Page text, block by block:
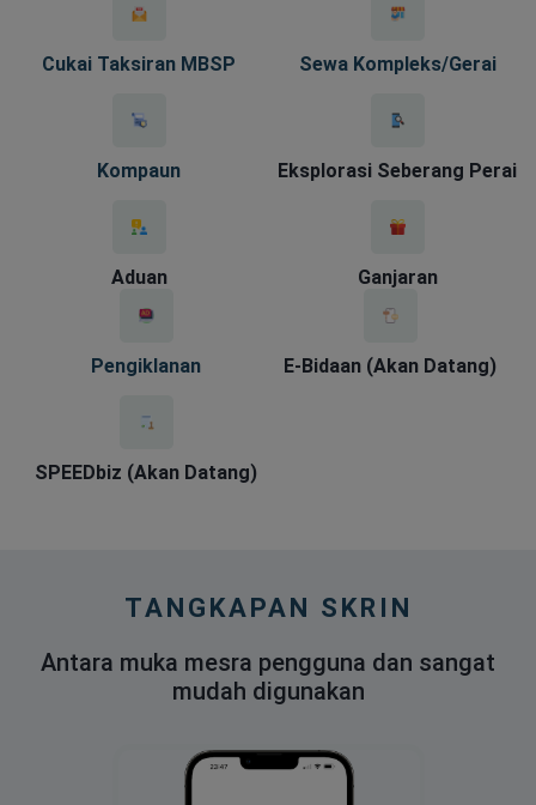
Cukai Taksiran MBSP Sewa Kompleks/Gerai
Kompaun Eksplorasi Seberang Perai
Aduan Ganjaran
Pengiklanan E-Bidaan (Akan Datang)
SPEEDbiz (Akan Datang)
TANGKAPAN SKRIN
Antara muka mesra pengguna dan sangat
mudah digunakan